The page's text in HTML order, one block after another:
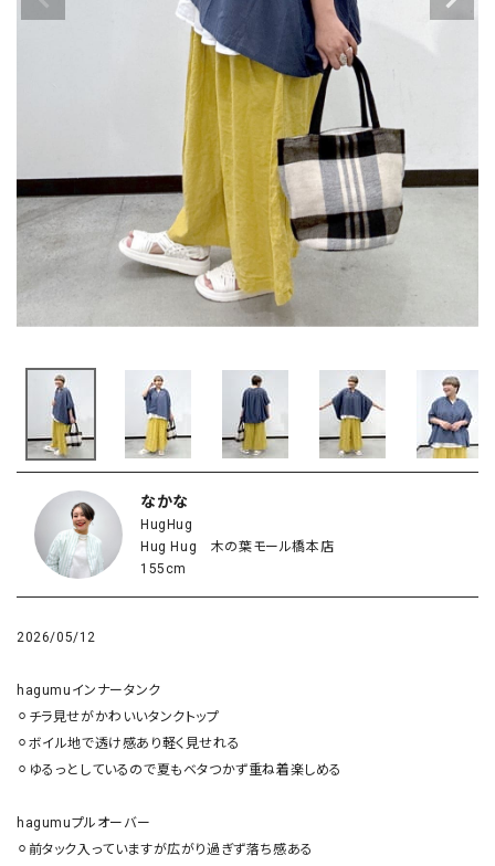
なかな
HugHug
Hug Hug 木の葉モール橋本店
155cm
2026/05/12
hagumuインナータンク
⚪︎チラ見せがかわいいタンクトップ
⚪︎ボイル地で透け感あり軽く見せれる
⚪︎ゆるっとしているので夏もベタつかず重ね着楽しめる
hagumuプルオーバー
⚪︎前タック入っていますが広がり過ぎず落ち感ある